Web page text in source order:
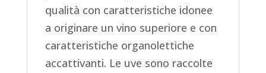
qualità con caratteristiche idonee
a originare un vino superiore e con
caratteristiche organolettiche
accattivanti. Le uve sono raccolte